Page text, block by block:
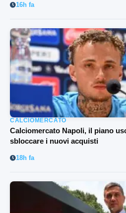
16h fa
CALCIOMERCATO
Calciomercato Napoli, il piano
sbloccare i nuovi acquisti
18h fa